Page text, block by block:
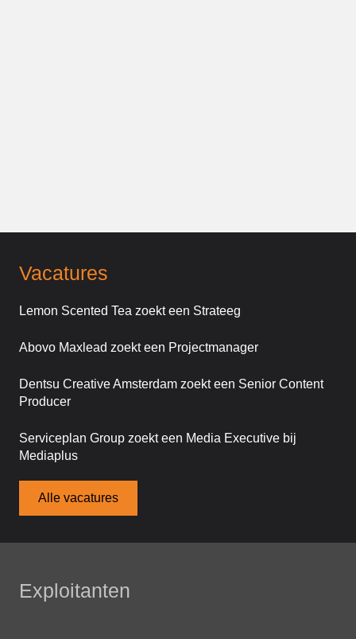
Vacatures
Lemon Scented Tea zoekt een Strateeg
Abovo Maxlead zoekt een Projectmanager
Dentsu Creative Amsterdam zoekt een Senior Content
Producer
Serviceplan Group zoekt een Media Executive bij
Mediaplus
Alle vacatures
Exploitanten